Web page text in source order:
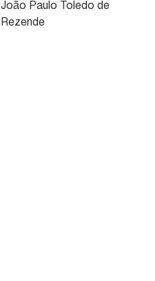
João Paulo Toledo de
Rezende